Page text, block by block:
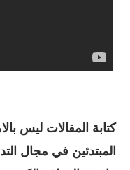
كتابة المقالات ليس
المبتدئين في مجال